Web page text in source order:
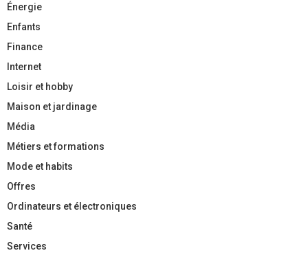
Énergie
Enfants
Finance
Internet
Loisir et hobby
Maison et jardinage
Média
Métiers et formations
Mode et habits
Offres
Ordinateurs et électroniques
Santé
Services